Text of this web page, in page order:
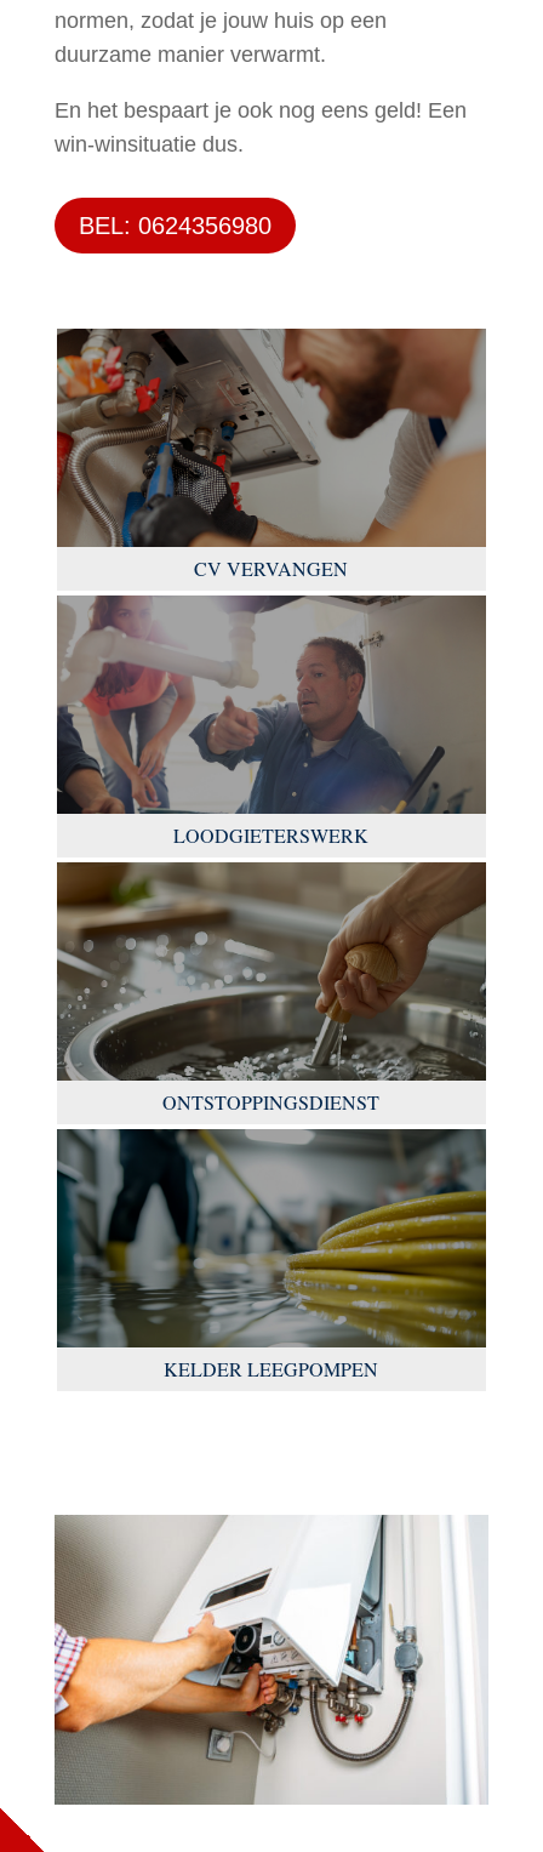
normen, zodat je jouw huis op een
duurzame manier verwarmt.
En het bespaart je ook nog eens geld! Een
win-winsituatie dus.
BEL: 0624356980
CV VERVANGEN
LOODGIETERSWERK
ONTSTOPPINGSDIENST
KELDER LEEGPOMPEN